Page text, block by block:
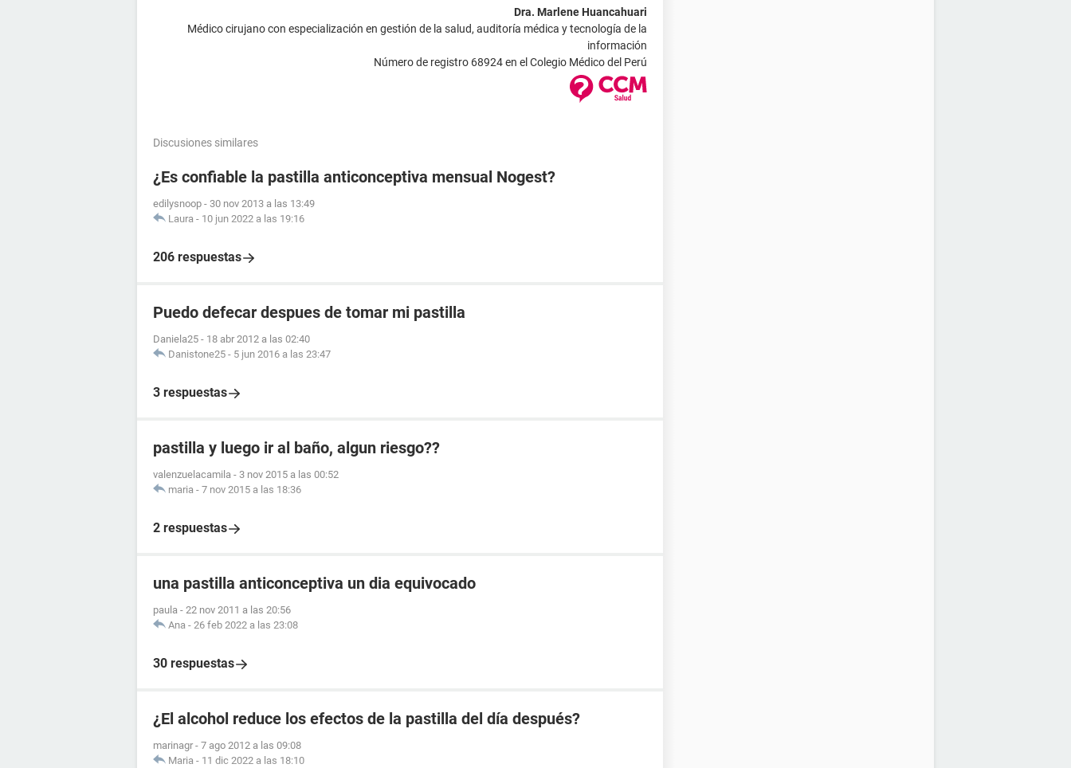
Dra. Marlene Huancahuari
Médico cirujano con especialización en gestión de la salud, auditoría médica y tecnología de la
información
Número de registro 68924 en el Colegio Médico del Perú
Discusiones similares
¿Es confiable la pastilla anticonceptiva mensual Nogest?
edilysnoop - 30 nov 2013 a las 13:49
Laura - 10 jun 2022 a las 19:16
206 respuestas
Puedo defecar despues de tomar mi pastilla
Daniela25 - 18 abr 2012 a las 02:40
Danistone25 - 5 jun 2016 a las 23:47
3 respuestas
pastilla y luego ir al baño, algun riesgo??
valenzuelacamila - 3 nov 2015 a las 00:52
maria - 7 nov 2015 a las 18:36
2 respuestas
una pastilla anticonceptiva un dia equivocado
paula - 22 nov 2011 a las 20:56
Ana - 26 feb 2022 a las 23:08
30 respuestas
¿El alcohol reduce los efectos de la pastilla del día después?
marinagr - 7 ago 2012 a las 09:08
Maria - 11 dic 2022 a las 18:10